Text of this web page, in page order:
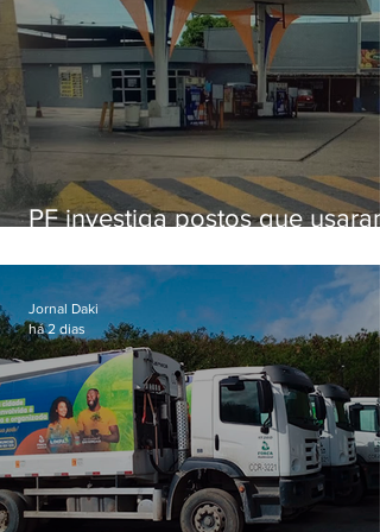
PF investiga postos que usaram
secretário morto em 2020
Jornal Daki
há 2 dias